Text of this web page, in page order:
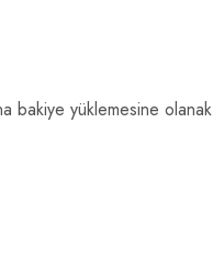
bakiye yüklemesine olanak